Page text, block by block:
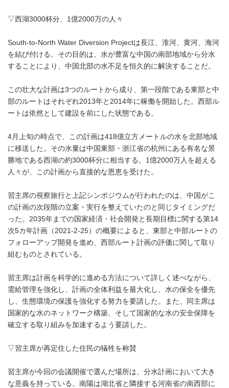
▽西湖3000杯分、1億2000万の人々
South-to-North Water Diversion Projectは長江、淮河、黄河、海河
を結び付ける。その目的は、水が豊富な中国の南部地域から分水
することにより、中国北部の水不足を恒久的に解決することだ。
この壮大な計画は3つのルートから成り、第一段階である東部と中
部のルートはそれぞれ2013年と2014年に稼働を開始した。西部ル
ートは依然として建設を前にした状態である。
4月上旬の時点で、この計画は418億立方メートルの水を北部地域
に移送した。その水量は中国東部・浙江省の杭州にある有名な景
勝地である西湖の約3000杯分に相当する。1億2000万人を超える
人々が、この計画から直接的な恩恵を受けた。
習主席の視察旅行と上記シンポジウムが行われたのは、中国がこ
の計画の次段階の立案・実行を整えていたのと同じタイミングだ
った。2035年までの国家経済・社会開発と長期目標に関する第14
次5カ年計画（2021-2-25）の概要によると、東部と中部ルートの
フォローアップ開発を進め、西部ルート計画の評価に関して取り
組むものとされている。
習主席は計画を科学的に進める方法について詳しく述べながら、
需給管理を強化し、計画の全体利益を最大化し、水の保全を優先
し、生態環境の保護を強化する努力を要請した。また、同主席は
国家的な水のネットワーク構築、そして国家的な水の安全保障を
確立する取り組みを加速するよう要請した。
▽習主席が再定住した住民の犠牲を称賛
習主席が今回の会議開催で選んだ場所は、分水計画において大き
な意義を持っている。南陽は湖北省と隣接する河南省の南西部に